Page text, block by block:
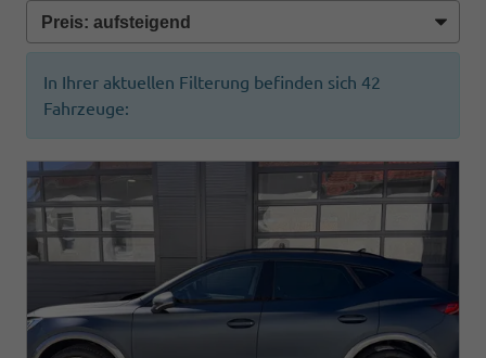
In Ihrer aktuellen Filterung befinden sich 42
Fahrzeuge: